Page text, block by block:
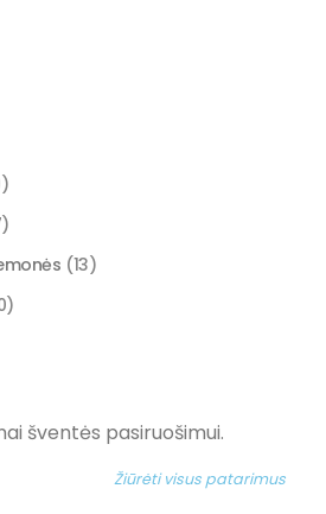
(13)
šventės pasiruošimui.
Žiūrėti visus patarimus